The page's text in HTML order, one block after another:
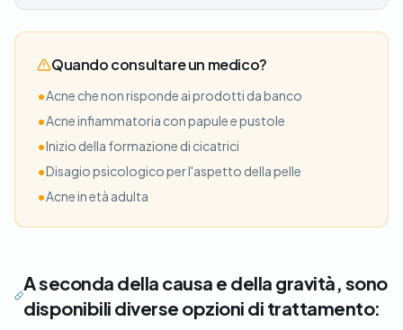
Quando consultare un medico?
•Acne che non risponde ai prodotti da banco
•Acne infiammatoria con papule e pustole
•Inizio della formazione di cicatrici
•Disagio psicologico per l'aspetto della pelle
•Acne in età adulta
A seconda della causa e della gravità, sono
disponibili diverse opzioni di trattamento: